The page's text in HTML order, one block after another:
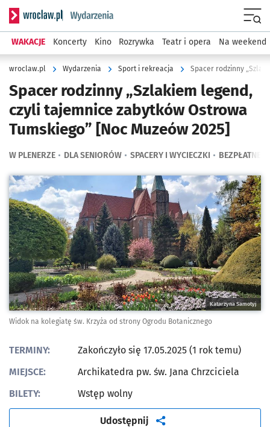
Serwis informacyjny wroclaw.pl podserwis: Wydarzenia
WAKACJE Koncerty Kino Rozrywka Teatr i opera Na weekend
wroclaw.pl Wydarzenia Sport i rekreacja
Spacer rodzinny „Szlakiem legend,
czyli tajemnice zabytków Ostrowa
Tumskiego” [Noc Muzeów 2025]
W PLENERZE DLA SENIORÓW SPACERY I WYCIECZKI BEZPŁATNE
Kliknij, aby powiększyć
Katarzyna Samotyj
Widok na kolegiatę św. Krzyża od strony Ogrodu Botanicznego
TERMINY:
Zakończyło się 17.05.2025 (1 rok temu)
MIEJSCE:
Archikatedra pw. św. Jana Chrzciciela
BILETY:
Wstęp wolny
Udostępnij artykuł